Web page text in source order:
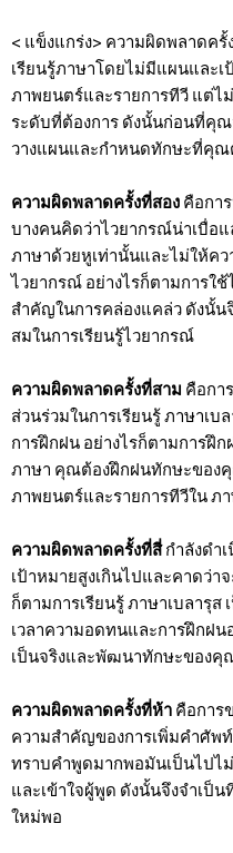
< แข็งแกร่ง> ความผิดพลาดค
เรียนรู้ภาษาโดยไม่มีแผนและ
ภาพยนตร์และรายการทีวี แต่
ระดับที่ต้องการ ดังนั้นก่อนที่คุณ
วางแผนและกำหนดทักษะที่คุณ
ความผิดพลาดครั้งที่สอง คือกา
บางคนคิดว่าไวยากรณ์น่าเบื่อแ
ภาษาด้วยหูเท่านั้นและไม่ให้ค
ไวยากรณ์ อย่างไรก็ตามการใ
สำคัญในการคล่องแคล่ว ดังนั้น
สมในการเรียนรู้ไวยากรณ์
ความผิดพลาดครั้งที่สาม คือกา
ส่วนร่วมในการเรียนรู้ ภาษาเบ
การฝึกฝน อย่างไรก็ตามการฝึ
ภาษา คุณต้องฝึกฝนทักษะของ
ภาพยนตร์และรายการทีวีใน ภ
ความผิดพลาดครั้งที่สี่กำลังดำ
เป้าหมายสูงเกินไปและคาดว่า
ก็ตามการเรียนรู้ ภาษาเบลารุ
เวลาความอดทนและการฝึกฝ
เป็นจริงและพัฒนาทักษะของคุ
ความผิดพลาดครั้งที่ห้า คือการ
ความสำคัญของการเพิ่มคำศัพ
ทราบคำพูดมากพอมันเป็นไปไ
และเข้าใจผู้พูด ดังนั้นจึงจำเป็
ใหม่พอ